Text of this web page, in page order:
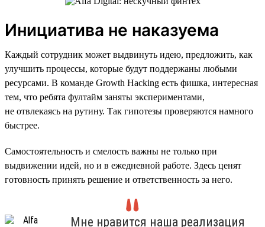
Инициатива не наказуема
Каждый сотрудник может выдвинуть идею, предложить, как
улучшить процессы, которые будут поддержаны любыми
ресурсами. В команде Growth Hacking есть фишка, интересная
тем, что ребята фултайм заняты экспериментами,
не отвлекаясь на рутину. Так гипотезы проверяются намного
быстрее.
Самостоятельность и смелость важны не только при
выдвижении идей, но и в ежедневной работе. Здесь ценят
готовность принять решение и ответственность за него.
Мне нравится наша реализация